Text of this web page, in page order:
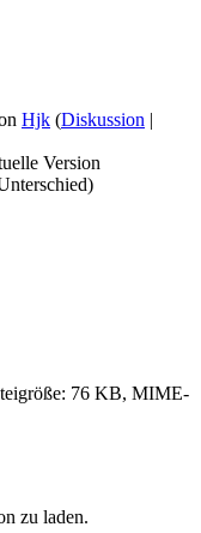
Hjk (Diskussion |
Version
76 KB, MIME-
zu laden.